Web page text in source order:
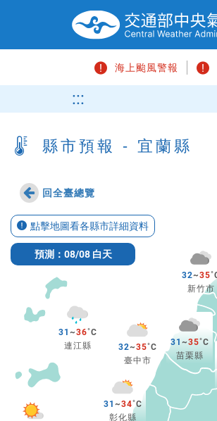
容
海上颱風警報
請
輸
關
鍵
:::
縣市預報 - 宜蘭縣
回全臺總覽
點擊地圖看各縣市詳細資料
預測：08/08 白天
32~35
新竹市
31 ~35
苗栗縣
32~35
臺中市
31 ~34
彰化縣
31 ~36
連江縣